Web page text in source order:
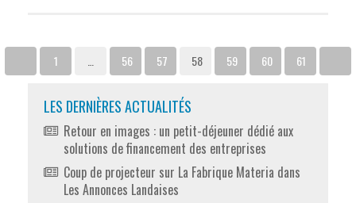
1 … 56 57 58 59 60 61
LES DERNIÈRES ACTUALITÉS
Retour en images : un petit-déjeuner dédié aux
solutions de financement des entreprises
Coup de projecteur sur La Fabrique Materia dans
Les Annonces Landaises